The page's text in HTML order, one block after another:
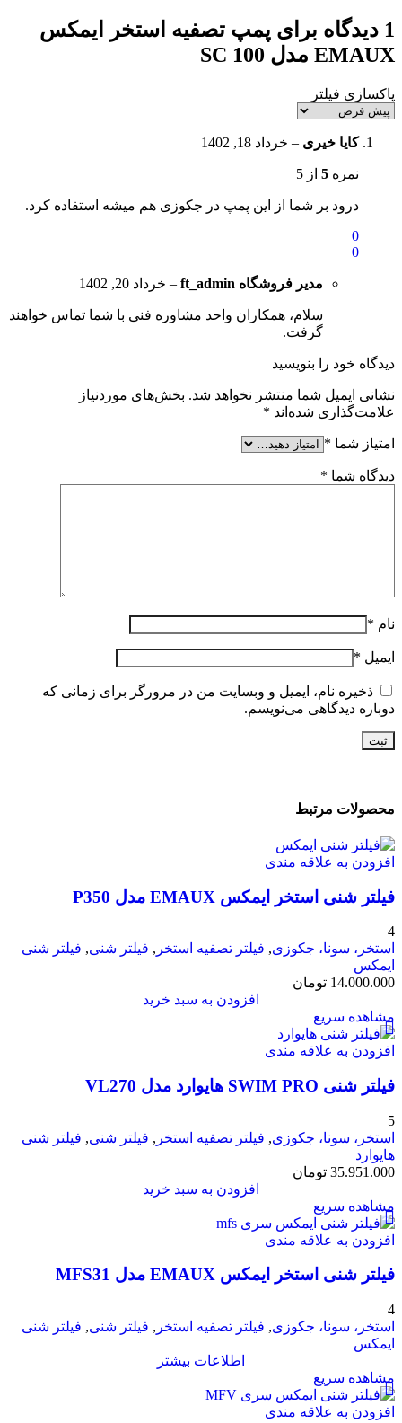
1 دیدگاه برای
پمپ تصفیه استخر ایمکس
EMAUX مدل SC 100
پاکسازی فیلتر
کایا خیری – خرداد 18, 1402
نمره 5 از 5
درود بر شما از این پمپ در جکوزی هم میشه استفاده کرد.
0
0
مدیر فروشگاه ft_admin
– خرداد 20, 1402
سلام، همکاران واحد مشاوره فنی با شما تماس خواهند
گرفت.
دیدگاه خود را بنویسید
نشانی ایمیل شما منتشر نخواهد شد. بخش‌های موردنیاز
علامت‌گذاری شده‌اند *
امتیاز شما *
دیدگاه شما *
نام *
ایمیل *
ذخیره نام، ایمیل و وبسایت من در مرورگر برای زمانی که
دوباره دیدگاهی می‌نویسم.
محصولات مرتبط
افزودن به علاقه مندی
فیلتر شنی استخر ایمکس EMAUX مدل P350
4
استخر، سونا، جکوزی, فیلتر تصفیه استخر , فیلتر شنی, فیلتر شنی
ایمکس
14.000.000 تومان
افزودن به سبد خرید
مشاهده سریع
افزودن به علاقه مندی
فیلتر شنی SWIM PRO هایوارد مدل VL270
5
استخر، سونا، جکوزی, فیلتر تصفیه استخر , فیلتر شنی, فیلتر شنی
هایوارد
35.951.000 تومان
افزودن به سبد خرید
مشاهده سریع
افزودن به علاقه مندی
فیلتر شنی استخر ایمکس EMAUX مدل MFS31
4
استخر، سونا، جکوزی, فیلتر تصفیه استخر , فیلتر شنی, فیلتر شنی
ایمکس
اطلاعات بیشتر
مشاهده سریع
افزودن به علاقه مندی